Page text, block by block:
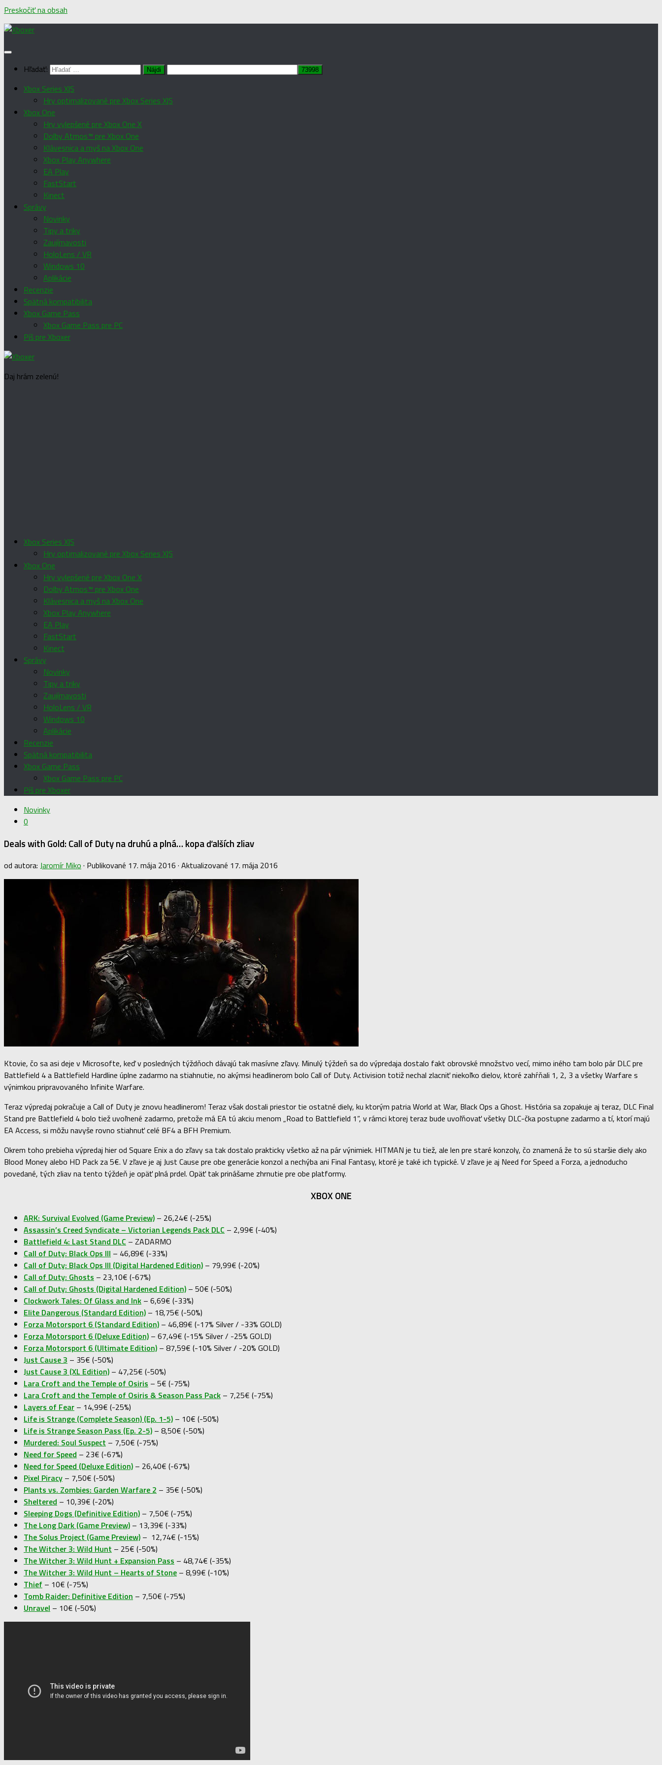
Preskočiť na obsah
Hľadať:
Xbox Series X|S
Hry optimalizované pre Xbox Series X|S
Xbox One
Hry vylepšené pre Xbox One X
Dolby Atmos™ pre Xbox One
Klávesnica a myš na Xbox One
Xbox Play Anywhere
EA Play
FastStart
Kinect
Správy
Novinky
Tipy a triky
Zaujímavosti
HoloLens / VR
Windows 10
Aplikácie
Recenzie
Spätná kompatibilita
Xbox Game Pass
Xbox Game Pass pre PC
Píš pre Xboxer
Daj hrám zelenú!
Xbox Series X|S
Hry optimalizované pre Xbox Series X|S
Xbox One
Hry vylepšené pre Xbox One X
Dolby Atmos™ pre Xbox One
Klávesnica a myš na Xbox One
Xbox Play Anywhere
EA Play
FastStart
Kinect
Správy
Novinky
Tipy a triky
Zaujímavosti
HoloLens / VR
Windows 10
Aplikácie
Recenzie
Spätná kompatibilita
Xbox Game Pass
Xbox Game Pass pre PC
Píš pre Xboxer
Novinky
0
Deals with Gold: Call of Duty na druhú a plná… kopa ďalších zliav
od autora: Jaromír Miko · Publikované 17. mája 2016 · Aktualizované 17. mája 2016
Ktovie, čo sa asi deje v Microsofte, keď v posledných týždňoch dávajú tak masívne zľavy. Minulý týždeň sa do výpredaja dostalo fakt obrovské množstvo vecí, mimo iného tam bolo pár DLC pre
Battlefield 4 a Battlefield Hardline úplne zadarmo na stiahnutie, no akýmsi headlinerom bolo Call of Duty. Activision totiž nechal zlacniť niekoľko dielov, ktoré zahŕňali 1, 2, 3 a všetky Warfare s
výnimkou pripravovaného Infinite Warfare.
Teraz výpredaj pokračuje a Call of Duty je znovu headlinerom! Teraz však dostali priestor tie ostatné diely, ku ktorým patria World at War, Black Ops a Ghost. História sa zopakuje aj teraz, DLC Final
Stand pre Battlefield 4 bolo tiež uvoľnené zadarmo, pretože má EA tú akciu menom „Road to Battlefield 1“, v rámci ktorej teraz bude uvoľňovať všetky DLC-čka postupne zadarmo a tí, ktorí majú
EA Access, si môžu navyše rovno stiahnuť celé BF4 a BFH Premium.
Okrem toho prebieha výpredaj hier od Square Enix a do zľavy sa tak dostalo prakticky všetko až na pár výnimiek. HITMAN je tu tiež, ale len pre staré konzoly, čo znamená že to sú staršie diely ako
Blood Money alebo HD Pack za 5€. V zľave je aj Just Cause pre obe generácie konzol a nechýba ani Final Fantasy, ktoré je také ich typické. V zľave je aj Need for Speed a Forza, a jednoducho
povedané, tých zliav na tento týždeň je opäť plná prdel. Opäť tak prinášame zhrnutie pre obe platformy.
XBOX ONE
ARK: Survival Evolved (Game Preview) – 26,24€ (-25%)
Assassin’s Creed Syndicate – Victorian Legends Pack DLC – 2,99€ (-40%)
Battlefield 4: Last Stand DLC – ZADARMO
Call of Duty: Black Ops III – 46,89€ (-33%)
Call of Duty: Black Ops III (Digital Hardened Edition) – 79,99€ (-20%)
Call of Duty: Ghosts – 23,10€ (-67%)
Call of Duty: Ghosts (Digital Hardened Edition) – 50€ (-50%)
Clockwork Tales: Of Glass and Ink – 6,69€ (-33%)
Elite Dangerous (Standard Edition) – 18,75€ (-50%)
Forza Motorsport 6 (Standard Edition) – 46,89€ (-17% Silver / -33% GOLD)
Forza Motorsport 6 (Deluxe Edition) – 67,49€ (-15% Silver / -25% GOLD)
Forza Motorsport 6 (Ultimate Edition) – 87,59€ (-10% Silver / -20% GOLD)
Just Cause 3 – 35€ (-50%)
Just Cause 3 (XL Edition) – 47,25€ (-50%)
Lara Croft and the Temple of Osiris – 5€ (-75%)
Lara Croft and the Temple of Osiris & Season Pass Pack – 7,25€ (-75%)
Layers of Fear – 14,99€ (-25%)
Life is Strange (Complete Season) (Ep. 1-5) – 10€ (-50%)
Life is Strange Season Pass (Ep. 2-5) – 8,50€ (-50%)
Murdered: Soul Suspect – 7,50€ (-75%)
Need for Speed – 23€ (-67%)
Need for Speed (Deluxe Edition) – 26,40€ (-67%)
Pixel Piracy – 7,50€ (-50%)
Plants vs. Zombies: Garden Warfare 2 – 35€ (-50%)
Sheltered – 10,39€ (-20%)
Sleeping Dogs (Definitive Edition) – 7,50€ (-75%)
The Long Dark (Game Preview) – 13,39€ (-33%)
The Solus Project (Game Preview) – 12,74€ (-15%)
The Witcher 3: Wild Hunt – 25€ (-50%)
The Witcher 3: Wild Hunt + Expansion Pass – 48,74€ (-35%)
The Witcher 3: Wild Hunt – Hearts of Stone – 8,99€ (-10%)
Thief – 10€ (-75%)
Tomb Raider: Definitive Edition – 7,50€ (-75%)
Unravel – 10€ (-50%)